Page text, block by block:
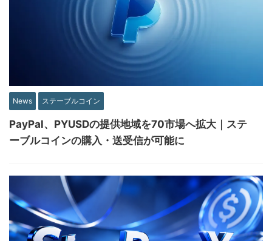
News ステーブルコイン
PayPal、PYUSDの提供地域を70市場へ拡大｜ステ
ーブルコインの購入・送受信が可能に